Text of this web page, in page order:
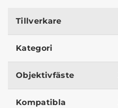
Tillverkare
Kategori
Objektivfäste
Kompatibla